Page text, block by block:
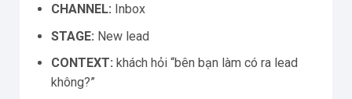
CHANNEL: Inbox
STAGE: New lead
CONTEXT: khách hỏi “bên bạn làm có ra lead
không?”